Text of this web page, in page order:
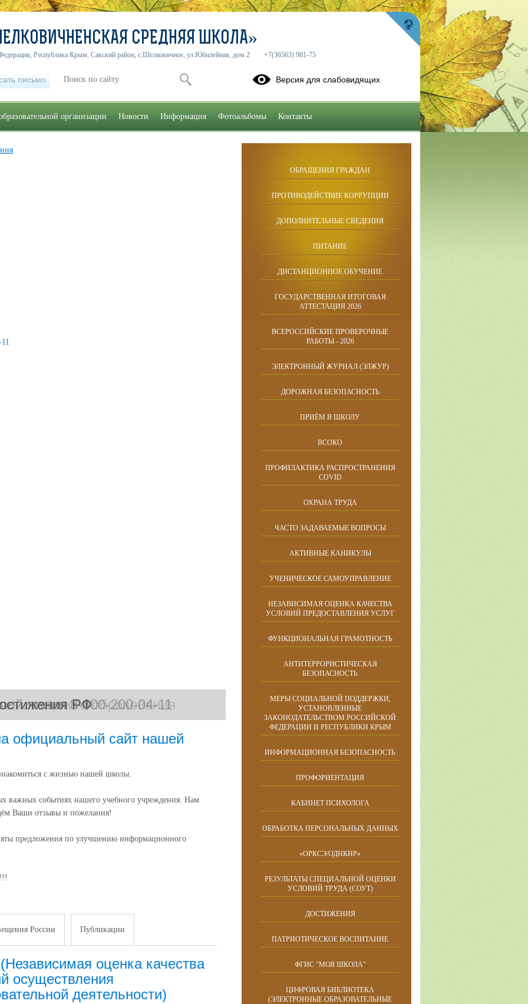
образования
линии 8-800-200-04-11
РФ
официальный сайт нашей
с жизнью нашей школы.
важных событиях нашего учебного учреждения. Нам
Ваши отзывы и пожелания!
предложения по улучшению информационного
России Публикации
оценка качества
осуществления
деятельности)
ОБРАЩЕНИЯ ГРАЖДАН
ПРОТИВОДЕЙСТВИЕ КОРРУПЦИИ
ДОПОЛНИТЕЛЬНЫЕ СВЕДЕНИЯ
ПИТАНИЕ
ДИСТАНЦИОННОЕ ОБУЧЕНИЕ
ГОСУДАРСТВЕННАЯ ИТОГОВАЯ
АТТЕСТАЦИЯ 2026
ВСЕРОССИЙСКИЕ ПРОВЕРОЧНЫЕ
РАБОТЫ - 2026
ЭЛЕКТРОННЫЙ ЖУРНАЛ (ЭЛЖУР)
ДОРОЖНАЯ БЕЗОПАСНОСТЬ
ПРИЁМ В ШКОЛУ
ВСОКО
ПРОФИЛАКТИКА РАСПРОСТРАНЕНИЯ
COVID
ОХРАНА ТРУДА
ЧАСТО ЗАДАВАЕМЫЕ ВОПРОСЫ
АКТИВНЫЕ КАНИКУЛЫ
УЧЕНИЧЕСКОЕ САМОУПРАВЛЕНИЕ
НЕЗАВИСИМАЯ ОЦЕНКА КАЧЕСТВА
УСЛОВИЙ ПРЕДОСТАВЛЕНИЯ УСЛУГ
ФУНКЦИОНАЛЬНАЯ ГРАМОТНОСТЬ
АНТИТЕРРОРИСТИЧЕСКАЯ
БЕЗОПАСНОСТЬ
МЕРЫ СОЦИАЛЬНОЙ ПОДДЕРЖКИ,
УСТАНОВЛЕННЫЕ
ЗАКОНОДАТЕЛЬСТВОМ РОССИЙСКОЙ
ФЕДЕРАЦИИ И РЕСПУБЛИКИ КРЫМ
ИНФОРМАЦИОННАЯ БЕЗОПАСНОСТЬ
ПРОФОРИЕНТАЦИЯ
КАБИНЕТ ПСИХОЛОГА
ОБРАБОТКА ПЕРСОНАЛЬНЫХ ДАННЫХ
«ОРКСЭ/ОДНКНР»
РЕЗУЛЬТАТЫ СПЕЦИАЛЬНОЙ ОЦЕНКИ
УСЛОВИЙ ТРУДА (СОУТ)
ДОСТИЖЕНИЯ
ПАТРИОТИЧЕСКОЕ ВОСПИТАНИЕ
ФГИС "МОЯ ШКОЛА"
ЦИФРОВАЯ БИБЛИОТЕКА
(ЭЛЕКТРОННЫЕ ОБРАЗОВАТЕЛЬНЫЕ
СРЕДНЯЯ ШКОЛА»
Республика Крым, Сакский район, с.Шелковичное, ул.Юбилейная, дом 2 +7(36563) 981-75
письмо Версия для слабовидящих
организации Новости Информация Фотоальбомы Контакты